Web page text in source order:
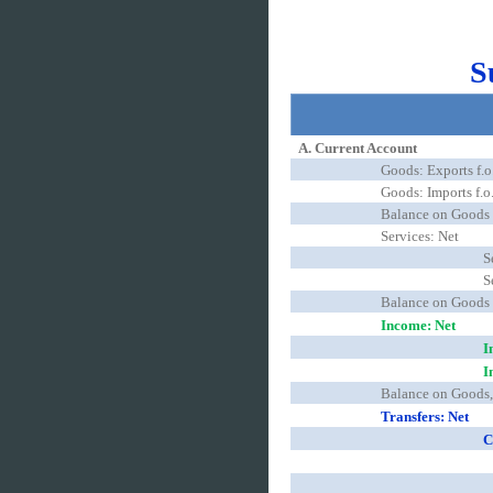
A. Current Account
Goods: Exports
Goods: Imports
Balance on Goods
Services: Net
Balance on Goods
Income: Net
Balance on
Transfers: Net